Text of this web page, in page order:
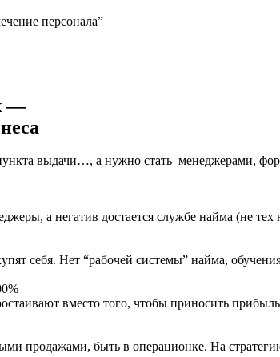
персонала”
—
выдачи…, а нужно стать менеджерами,
а негатив достается службе найма (не
себя. Нет “рабочей системы” найма,
вместо того, чтобы приносить прибыль
продажами, быть в операционке. На